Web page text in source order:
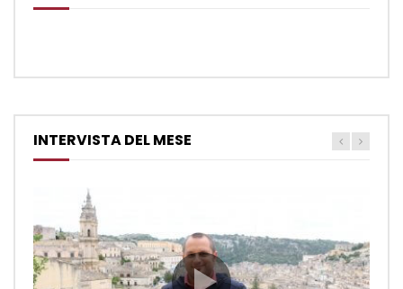
INTERVISTA DEL MESE